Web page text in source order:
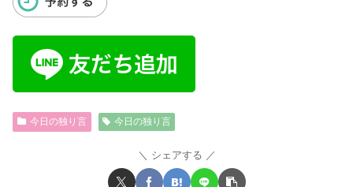
今日の独り言 今日の独り言
シェアする